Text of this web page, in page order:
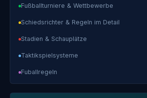
Fußballturniere & Wettbewerbe
Schiedsrichter & Regeln im Detail
Stadien & Schauplätze
Taktikspielsysteme
Fuballregeln